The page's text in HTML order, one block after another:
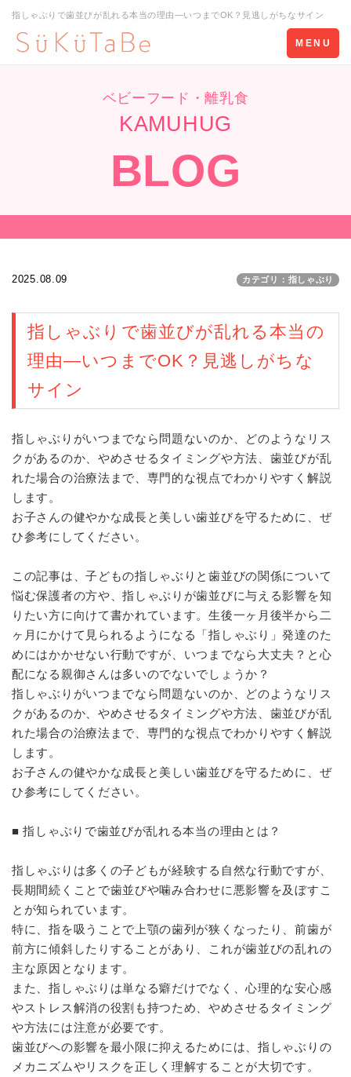
指しゃぶりで歯並びが乱れる本当の理由―いつまでOK？見逃しがちなサイン
Toggle
navigation
MENU
ベビーフード・離乳食
KAMUHUG
BLOG
2025.08.09 カテゴリ：指しゃぶり
指しゃぶりで歯並びが乱れる本当の
理由―いつまでOK？見逃しがちな
サイン
指しゃぶりがいつまでなら問題ないのか、どのようなリス
クがあるのか、やめさせるタイミングや方法、歯並びが乱
れた場合の治療法まで、専門的な視点でわかりやすく解説
します。
お子さんの健やかな成長と美しい歯並びを守るために、ぜ
ひ参考にしてください。
この記事は、子どもの指しゃぶりと歯並びの関係について
悩む保護者の方や、指しゃぶりが歯並びに与える影響を知
りたい方に向けて書かれています。生後一ヶ月後半から二
ヶ月にかけて見られるようになる「指しゃぶり」発達のた
めにはかかせない行動ですが、いつまでなら大丈夫？と心
配になる親御さんは多いのでないでしょうか？
指しゃぶりがいつまでなら問題ないのか、どのようなリス
クがあるのか、やめさせるタイミングや方法、歯並びが乱
れた場合の治療法まで、専門的な視点でわかりやすく解説
します。
お子さんの健やかな成長と美しい歯並びを守るために、ぜ
ひ参考にしてください。
■ 指しゃぶりで歯並びが乱れる本当の理由とは？
指しゃぶりは多くの子どもが経験する自然な行動ですが、
長期間続くことで歯並びや噛み合わせに悪影響を及ぼすこ
とが知られています。
特に、指を吸うことで上顎の歯列が狭くなったり、前歯が
前方に傾斜したりすることがあり、これが歯並びの乱れの
主な原因となります。
また、指しゃぶりは単なる癖だけでなく、心理的な安心感
やストレス解消の役割も持つため、やめさせるタイミング
や方法には注意が必要です。
歯並びへの影響を最小限に抑えるためには、指しゃぶりの
メカニズムやリスクを正しく理解することが大切です。